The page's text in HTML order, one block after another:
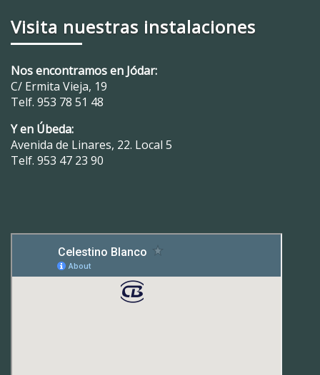
Visita nuestras instalaciones
Nos encontramos en Jódar:
C/ Ermita Vieja, 19
Telf. 953 78 51 48
Y en Úbeda:
Avenida de Linares, 22. Local 5
Telf. 953 47 23 90